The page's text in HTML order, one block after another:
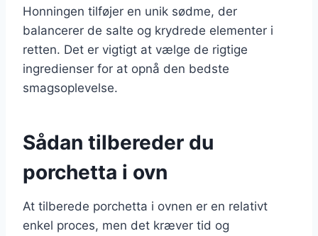
Honningen tilføjer en unik sødme, der
balancerer de salte og krydrede elementer i
retten. Det er vigtigt at vælge de rigtige
ingredienser for at opnå den bedste
smagsoplevelse.
Sådan tilbereder du
porchetta i ovn
At tilberede porchetta i ovnen er en relativt
enkel proces, men det kræver tid og